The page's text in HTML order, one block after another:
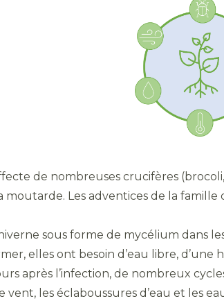
de nombreuses crucifères
moutarde. Les adventices de la
sous forme de mycélium dans
elles ont besoin d’eau libre,
après l’infection, de nombreux
vent, les éclaboussures d’eau et les